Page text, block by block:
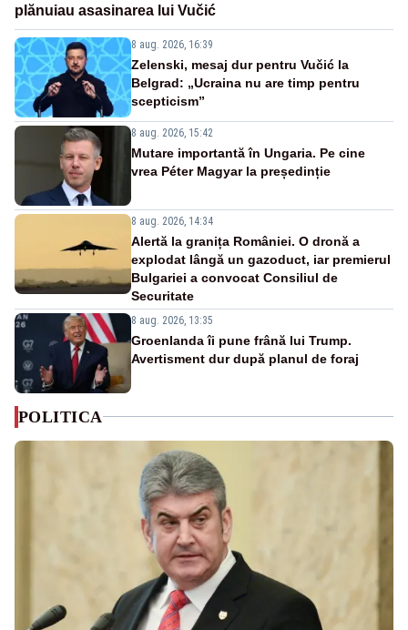
plănuiau asasinarea lui Vučić
8 aug. 2026, 16:39
Zelenski, mesaj dur pentru Vučić la
Belgrad: „Ucraina nu are timp pentru
scepticism”
8 aug. 2026, 15:42
Mutare importantă în Ungaria. Pe cine
vrea Péter Magyar la președinție
8 aug. 2026, 14:34
Alertă la granița României. O dronă a
explodat lângă un gazoduct, iar premierul
Bulgariei a convocat Consiliul de
Securitate
8 aug. 2026, 13:35
Groenlanda îi pune frână lui Trump.
Avertisment dur după planul de foraj
POLITICA